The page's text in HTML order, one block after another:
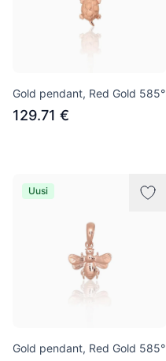
Gold pendant, Red Gold 585°
129.71 €
Uusi
Gold pendant, Red Gold 585°